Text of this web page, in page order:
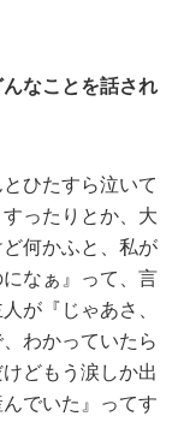
なことを話され
ひたすら泣いて
ったりとか、大
何かふと、私が
なぁ』って、言
が『じゃあさ、
わかっていたら
どもう涙しか出
でいた』ってす